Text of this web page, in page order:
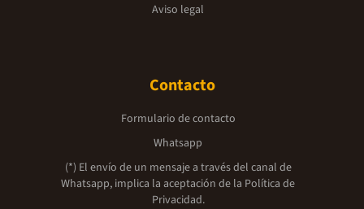
Aviso legal
Contacto
Formulario de contacto
Whatsapp
(*) El envío de un mensaje a través del canal de
Whatsapp, implica la aceptación de la Política de
Privacidad.